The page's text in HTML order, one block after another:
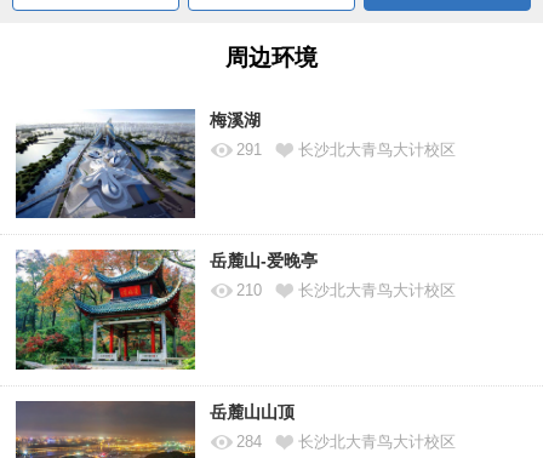
周边环境
梅溪湖
291 长沙北大青鸟大计校区
岳麓山-爱晚亭
210 长沙北大青鸟大计校区
岳麓山山顶
284 长沙北大青鸟大计校区